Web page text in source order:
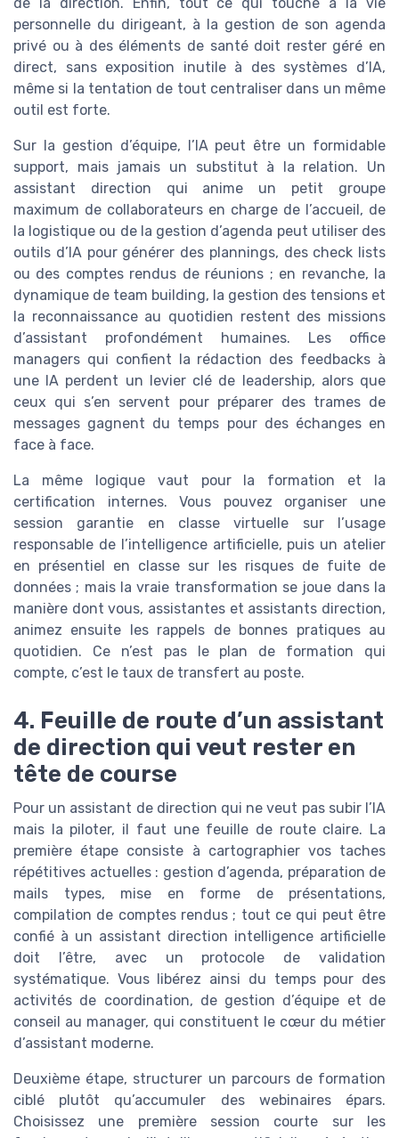
personnelle du dirigeant, à la gestion de son agenda
privé ou à des éléments de santé doit rester géré en
direct, sans exposition inutile à des systèmes d’IA,
même si la tentation de tout centraliser dans un même
outil est forte.
Sur la gestion d’équipe, l’IA peut être un formidable
support, mais jamais un substitut à la relation. Un
assistant direction qui anime un petit groupe
maximum de collaborateurs en charge de l’accueil, de
la logistique ou de la gestion d’agenda peut utiliser des
outils d’IA pour générer des plannings, des check lists
ou des comptes rendus de réunions ; en revanche, la
dynamique de team building, la gestion des tensions et
la reconnaissance au quotidien restent des missions
d’assistant profondément humaines. Les office
managers qui confient la rédaction des feedbacks à
une IA perdent un levier clé de leadership, alors que
ceux qui s’en servent pour préparer des trames de
messages gagnent du temps pour des échanges en
face à face.
La même logique vaut pour la formation et la
certification internes. Vous pouvez organiser une
session garantie en classe virtuelle sur l’usage
responsable de l’intelligence artificielle, puis un atelier
en présentiel en classe sur les risques de fuite de
données ; mais la vraie transformation se joue dans la
manière dont vous, assistantes et assistants direction,
animez ensuite les rappels de bonnes pratiques au
quotidien. Ce n’est pas le plan de formation qui
compte, c’est le taux de transfert au poste.
4. Feuille de route d’un assistant
de direction qui veut rester en
tête de course
Pour un assistant de direction qui ne veut pas subir l’IA
mais la piloter, il faut une feuille de route claire. La
première étape consiste à cartographier vos taches
répétitives actuelles : gestion d’agenda, préparation de
mails types, mise en forme de présentations,
compilation de comptes rendus ; tout ce qui peut être
confié à un assistant direction intelligence artificielle
doit l’être, avec un protocole de validation
systématique. Vous libérez ainsi du temps pour des
activités de coordination, de gestion d’équipe et de
conseil au manager, qui constituent le cœur du métier
d’assistant moderne.
Deuxième étape, structurer un parcours de formation
ciblé plutôt qu’accumuler des webinaires épars.
Choisissez une première session courte sur les